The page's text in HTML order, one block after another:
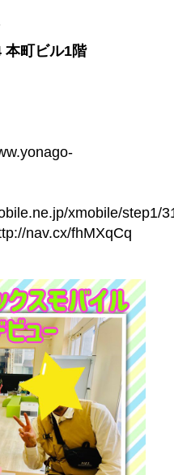
本町ビル1階
xmobile/step1/
nav.cx/fhMXqCq